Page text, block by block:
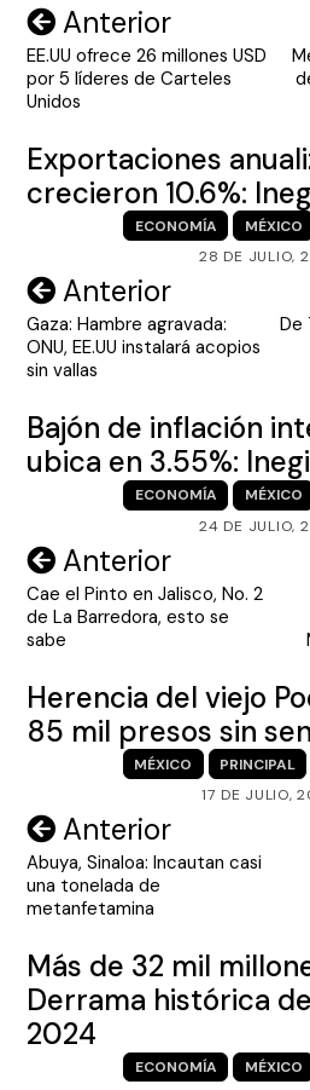
Navegación
de
entradas
Anterior
EE.UU ofrece 26 millones USD
por 5 líderes de Carteles
Unidos
Exportaciones
crecieron 10.6%:
ECONOMÍA MÉXICO
28 DE JULIO,
Navegación
de
entradas
Anterior
Gaza: Hambre agravada:
ONU, EE.UU instalará acopios
sin vallas
De
Bajón de inflación
ubica en 3.55%: Inegi
ECONOMÍA MÉXICO
24 DE JULIO,
Navegación
de
entradas
Anterior
Cae el Pinto en Jalisco, No. 2
de La Barredora, esto se
sabe
Herencia del viejo
85 mil presos sin
MÉXICO PRINCIPAL
17 DE JULIO,
Navegación
de
entradas
Anterior
Abuya, Sinaloa: Incautan casi
una tonelada de
metanfetamina
Más de 32 mil
Derrama histórica
2024
ECONOMÍA MÉXICO